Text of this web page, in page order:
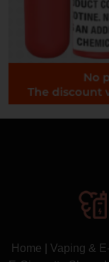
Home Vaping &